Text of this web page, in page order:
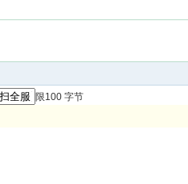
限100 字节